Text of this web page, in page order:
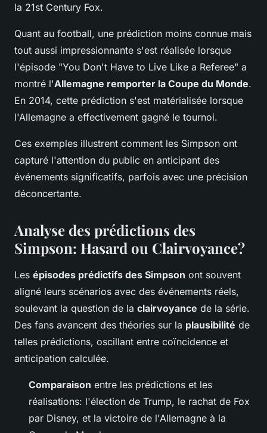
la 21st Century Fox.
Quant au football, une prédiction moins connue mais
tout aussi impressionnante s'est réalisée lorsque
l'épisode "You Don't Have to Live Like a Referee" a
montré l'Allemagne remporter la Coupe du Monde.
En 2014, cette prédiction s'est matérialisée lorsque
l'Allemagne a effectivement gagné le tournoi.
Ces exemples illustrent comment les Simpson ont
capturé l'attention du public en anticipant des
événements significatifs, parfois avec une précision
déconcertante.
Analyse des prédictions des
Simpson: Hasard ou Clairvoyance?
Les épisodes prédictifs des Simpson ont souvent
aligné leurs scénarios avec des événements réels,
soulevant la question de la clairvoyance de la série.
Des fans avancent des théories sur la plausibilité de
telles prédictions, oscillant entre coïncidence et
anticipation calculée.
Comparaison entre les prédictions et les
réalisations: l'élection de Trump, le rachat de Fox
par Disney, et la victoire de l'Allemagne à la